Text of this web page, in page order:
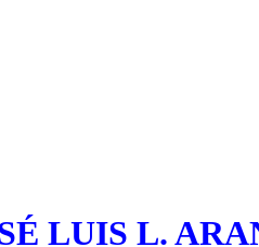
LUIS L.